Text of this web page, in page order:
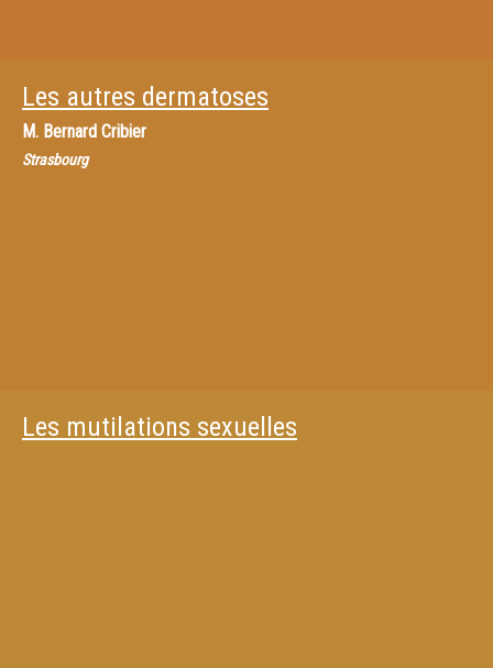
Les autres dermatoses
M. Bernard Cribier
Strasbourg
Les mutilations sexuelles